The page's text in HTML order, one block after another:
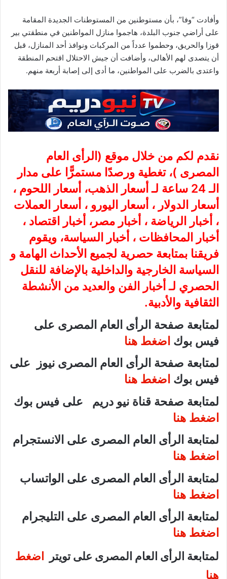
وأفادت “وفا”، بأن مستوطنين من المستوطنات الجديدة المقامة
على أراضي جنوب البلدة، هاجموا منازل المواطنين في منطقتي بير
قوزا والحريق، وحطموا عدداً من المركبات ونوافذ أحد المنازل، قبل
أن يتصدى لهم الأهالى، وأضافت أن جيش الاحتلال اقتحم المنطقة
واعتدى بالضرب على المواطنين، ما أدى إلى إصابة أربعة منهم.
نقدم لكم من خلال موقع ( الرأى العام
المصرى )، تغطية ورصدًا مستمرًّا على مدار
الـ 24 ساعة لـ أسعار الذهب، أسعار اللحوم ،
أسعار الدولار ، أسعار اليورو ، أسعار العملات
، أخبار الرياضة ، أخبار مصر، أخبار اقتصاد ،
أخبار المحافظات ، أخبار السياسة، ويقوم
فريقنا بمتابعة حصرية لجميع الأحداث الهامة و
السياسة الخارجية والداخلية بالإضافة للنقل
الحصري لـ أخبار الفن والعديد من الأنشطة
الثقافية والأدبية.
لمتابعة صفحة الرأى العام المصرى على
فيس بوك اضغط هنا
لمتابعة صفحة الرأى العام المصرى نيوز على
فيس بوك اضغط هنا
لمتابعة صفحة قناة نيو دريم على فيس بوك
اضغط هنا
لمتابعة الرأى العام المصرى على الانستجرام
اضغط هنا
لمتابعة الرأى العام المصرى على الواتساب
اضغط هنا
لمتابعة الرأى العام المصرى على التليجرام
اضغط هنا
لمتابعة الرأى العام المصرى على تويتر اضغط
هنا